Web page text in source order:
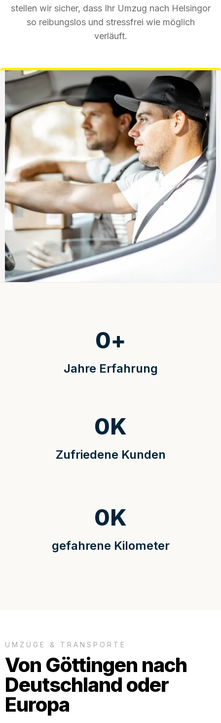
stellen wir sicher, dass Ihr Umzug nach Helsingor
so reibungslos und stressfrei wie möglich
verläuft.
Jahre Erfahrung
0+
Zufriedene Kunden
0K
gefahrene Kilometer
0K
UMZÜGE & TRANSPORTE
Von Göttingen nach
Deutschland oder
Europa